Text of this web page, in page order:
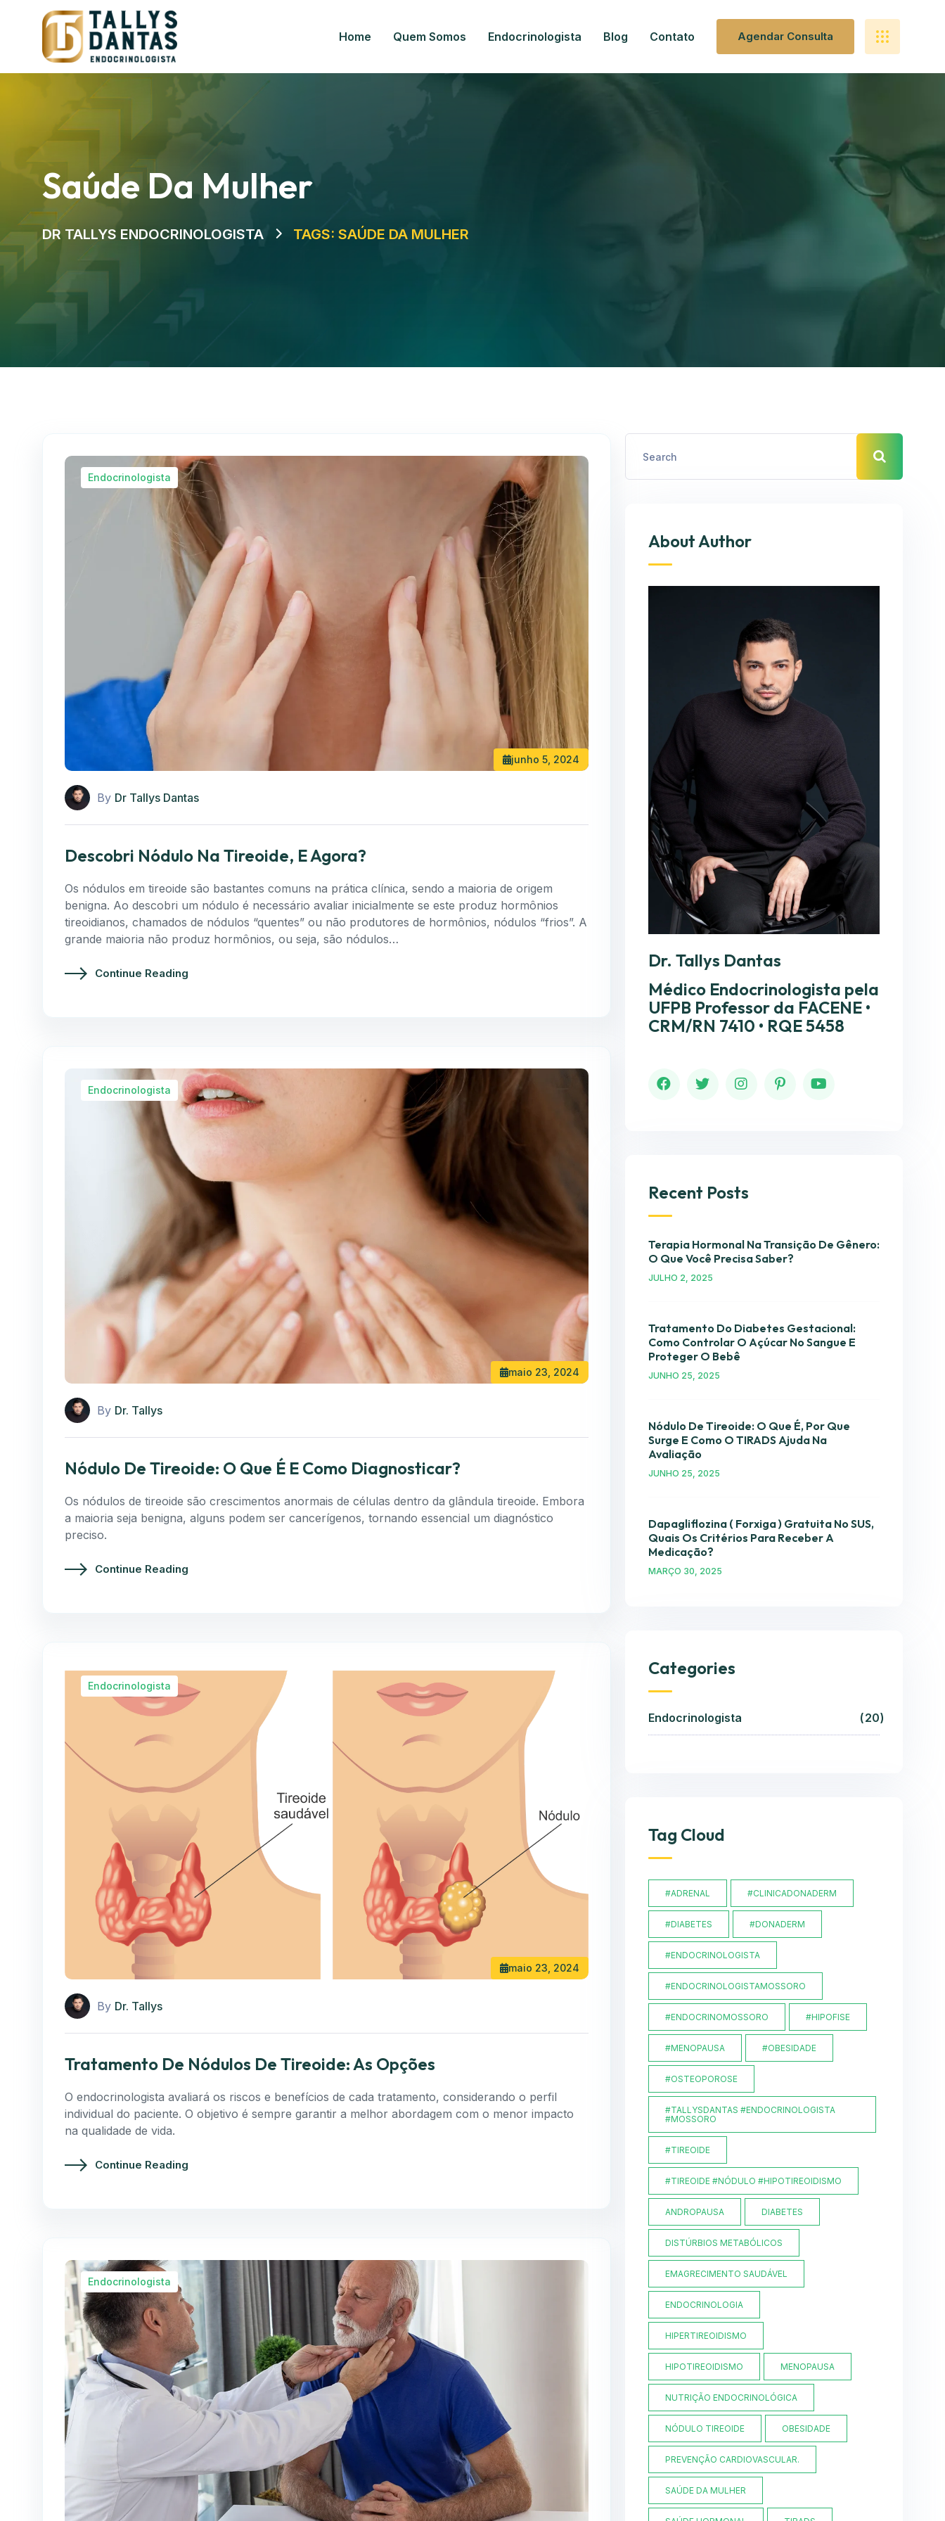
Home Quem Somos Endocrinologista Blog Contato AGENDAR CONSULTA
Saúde Da Mulher
DR TALLYS ENDOCRINOLOGISTA TAGS: SAÚDE DA MULHER
Endocrinologista
junho 5, 2024
By Dr Tallys Dantas
Descobri Nódulo Na Tireoide, E Agora?
Os nódulos em tireoide são bastantes comuns na prática clínica, sendo a maioria de origem
benigna. Ao descobri um nódulo é necessário avaliar inicialmente se este produz hormônios
tireoidianos, chamados de nódulos “quentes” ou não produtores de hormônios, nódulos “frios”. A
grande maioria não produz hormônios, ou seja, são nódulos…
Continue Reading
Endocrinologista
maio 23, 2024
By Dr. Tallys
Nódulo De Tireoide: O Que É E Como Diagnosticar?
Os nódulos de tireoide são crescimentos anormais de células dentro da glândula tireoide. Embora
a maioria seja benigna, alguns podem ser cancerígenos, tornando essencial um diagnóstico
preciso.
Continue Reading
Endocrinologista
maio 23, 2024
By Dr. Tallys
Tratamento De Nódulos De Tireoide: As Opções
O endocrinologista avaliará os riscos e benefícios de cada tratamento, considerando o perfil
individual do paciente. O objetivo é sempre garantir a melhor abordagem com o menor impacto
na qualidade de vida.
Continue Reading
Endocrinologista
About Author
Dr. Tallys Dantas
Médico Endocrinologista pela
UFPB Professor da FACENE •
CRM/RN 7410 • RQE 5458
Recent Posts
Terapia Hormonal Na Transição De Gênero:
O Que Você Precisa Saber?
JULHO 2, 2025
Tratamento Do Diabetes Gestacional:
Como Controlar O Açúcar No Sangue E
Proteger O Bebê
JUNHO 25, 2025
Nódulo De Tireoide: O Que É, Por Que
Surge E Como O TIRADS Ajuda Na
Avaliação
JUNHO 25, 2025
Dapagliflozina ( Forxiga ) Gratuita No SUS,
Quais Os Critérios Para Receber A
Medicação?
MARÇO 30, 2025
Categories
Endocrinologista 20
Tag Cloud
#ADRENAL #CLINICADONADERM
#DIABETES #DONADERM
#ENDOCRINOLOGISTA
#ENDOCRINOLOGISTAMOSSORO
#ENDOCRINOMOSSORO #HIPOFISE
#MENOPAUSA #OBESIDADE
#OSTEOPOROSE
#TALLYSDANTAS #ENDOCRINOLOGISTA
#MOSSORO
#TIREOIDE
#TIREOIDE #NÓDULO #HIPOTIREOIDISMO
ANDROPAUSA DIABETES
DISTÚRBIOS METABÓLICOS
EMAGRECIMENTO SAUDÁVEL
ENDOCRINOLOGIA
HIPERTIREOIDISMO
HIPOTIREOIDISMO MENOPAUSA
NUTRIÇÃO ENDOCRINOLÓGICA
NÓDULO TIREOIDE OBESIDADE
PREVENÇÃO CARDIOVASCULAR.
SAÚDE DA MULHER